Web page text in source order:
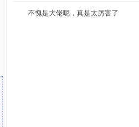
不愧是大佬呢，真是太厉害了